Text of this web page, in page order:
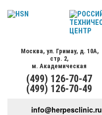
Москва, ул. Гримау, д. 10А,
стр. 2,
м. Академическая
(499) 126-70-47
(499) 126-70-49
info@herpesclinic.ru